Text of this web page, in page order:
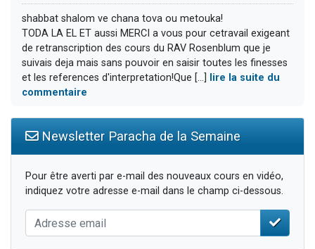
shabbat shalom ve chana tova ou metouka!
TODA LA EL ET aussi MERCI a vous pour cetravail exigeant
de retranscription des cours du RAV Rosenblum que je
suivais deja mais sans pouvoir en saisir toutes les finesses
et les references d'interpretation!Que [...]
lire la suite du
commentaire
Newsletter Paracha de la Semaine
Pour être averti par e-mail des nouveaux cours en vidéo,
indiquez votre adresse e-mail dans le champ ci-dessous.